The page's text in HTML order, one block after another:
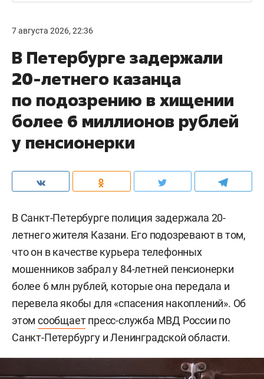
7 августа 2026, 22:36
В Петербурге задержали
20-летнего казанца
по подозрению в хищении
более 6 миллионов рублей
у пенсионерки
В Санкт-Петербурге полиция задержала 20-
летнего жителя Казани. Его подозревают в том,
что он в качестве курьера телефонных
мошенников забрал у 84-летней пенсионерки
более 6 млн рублей, которые она передала и
перевела якобы для «спасения накоплений». Об
этом сообщаетпресс-служба МВД России по
Санкт-Петербургу и Ленинградской области.